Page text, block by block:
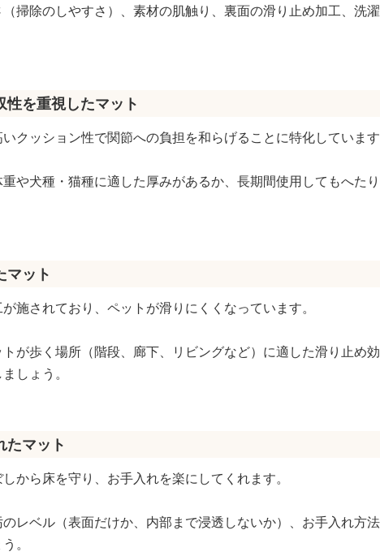
掃除のしやすさ）、素材の肌触り、裏面の滑り止め加工、洗
を重視したマット
クッション性で関節への負担を和らげることに特化しています
や犬種・猫種に適した厚みがあるか、長期間使用してもへた
マット
施されており、ペットが滑りにくくなっています。
が歩く場所（階段、廊下、リビングなど）に適した滑り止め
しょう。
たマット
から床を守り、お手入れを楽にしてくれます。
レベル（表面だけか、内部まで浸透しないか）、お手入れ方法
。